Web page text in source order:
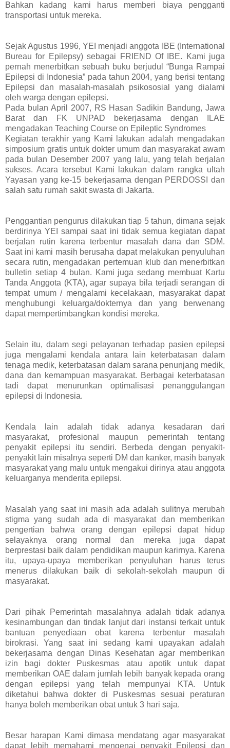
Bahkan kadang kami harus memberi biaya pengganti
transportasi untuk mereka.
Sejak Agustus 1996, YEI menjadi anggota IBE (International
Bureau for Epilepsy) sebagai FRIEND Of IBE. Kami juga
pernah menerbitkan sebuah buku berjudul “Bunga Rampai
Epilepsi di Indonesia” pada tahun 2004, yang berisi tentang
Epilepsi dan masalah-masalah psikososial yang dialami
oleh warga dengan epilepsi.
Pada bulan April 2007, RS Hasan Sadikin Bandung, Jawa
Barat dan FK UNPAD bekerjasama dengan ILAE
mengadakan Teaching Course on Epileptic Syndromes
Kegiatan terakhir yang Kami lakukan adalah mengadakan
simposium gratis untuk dokter umum dan masyarakat awam
pada bulan Desember 2007 yang lalu, yang telah berjalan
sukses. Acara tersebut Kami lakukan dalam rangka ultah
Yayasan yang ke-15 bekerjasama dengan PERDOSSI dan
salah satu rumah sakit swasta di Jakarta.
Penggantian pengurus dilakukan tiap 5 tahun, dimana sejak
berdirinya YEI sampai saat ini tidak semua kegiatan dapat
berjalan rutin karena terbentur masalah dana dan SDM.
Saat ini kami masih berusaha dapat melakukan penyuluhan
secara rutin, mengadakan pertemuan klub dan menerbitkan
bulletin setiap 4 bulan. Kami juga sedang membuat Kartu
Tanda Anggota (KTA), agar supaya bila terjadi serangan di
tempat umum / mengalami kecelakaan, masyarakat dapat
menghubungi keluarga/dokternya dan yang berwenang
dapat mempertimbangkan kondisi mereka.
Selain itu, dalam segi pelayanan terhadap pasien epilepsi
juga mengalami kendala antara lain keterbatasan dalam
tenaga medik, keterbatasan dalam sarana penunjang medik,
dana dan kemampuan masyarakat. Berbagai keterbatasan
tadi dapat menurunkan optimalisasi penanggulangan
epilepsi di Indonesia.
Kendala lain adalah tidak adanya kesadaran dari
masyarakat, profesional maupun pemerintah tentang
penyakit epilepsi itu sendiri. Berbeda dengan penyakit-
penyakit lain misalnya seperti DM dan kanker, masih banyak
masyarakat yang malu untuk mengakui dirinya atau anggota
keluarganya menderita epilepsi.
Masalah yang saat ini masih ada adalah sulitnya merubah
stigma yang sudah ada di masyarakat dan memberikan
pengertian bahwa orang dengan epilepsi dapat hidup
selayaknya orang normal dan mereka juga dapat
berprestasi baik dalam pendidikan maupun karirnya. Karena
itu, upaya-upaya memberikan penyuluhan harus terus
menerus dilakukan baik di sekolah-sekolah maupun di
masyarakat.
Dari pihak Pemerintah masalahnya adalah tidak adanya
kesinambungan dan tindak lanjut dari instansi terkait untuk
bantuan penyediaan obat karena terbentur masalah
birokrasi. Yang saat ini sedang kami upayakan adalah
bekerjasama dengan Dinas Kesehatan agar memberikan
izin bagi dokter Puskesmas atau apotik untuk dapat
memberikan OAE dalam jumlah lebih banyak kepada orang
dengan epilepsi yang telah mempunyai KTA. Untuk
diketahui bahwa dokter di Puskesmas sesuai peraturan
hanya boleh memberikan obat untuk 3 hari saja.
Besar harapan Kami dimasa mendatang agar masyarakat
dapat lebih memahami mengenai penyakit Epilepsi dan